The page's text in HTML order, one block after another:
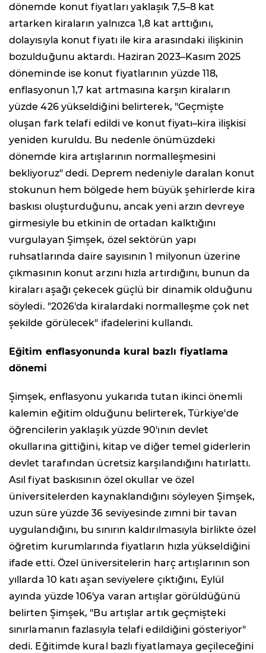
dönemde konut fiyatları yaklaşık 7,5–8 kat
artarken kiraların yalnızca 1,8 kat arttığını,
dolayısıyla konut fiyatı ile kira arasındaki ilişkinin
bozulduğunu aktardı. Haziran 2023–Kasım 2025
döneminde ise konut fiyatlarının yüzde 118,
enflasyonun 1,7 kat artmasına karşın kiraların
yüzde 426 yükseldiğini belirterek, "Geçmişte
oluşan fark telafi edildi ve konut fiyatı–kira ilişkisi
yeniden kuruldu. Bu nedenle önümüzdeki
dönemde kira artışlarının normalleşmesini
bekliyoruz" dedi. Deprem nedeniyle daralan konut
stokunun hem bölgede hem büyük şehirlerde kira
baskısı oluşturduğunu, ancak yeni arzın devreye
girmesiyle bu etkinin de ortadan kalktığını
vurgulayan Şimşek, özel sektörün yapı
ruhsatlarında daire sayısının 1 milyonun üzerine
çıkmasının konut arzını hızla artırdığını, bunun da
kiraları aşağı çekecek güçlü bir dinamik olduğunu
söyledi. "2026'da kiralardaki normalleşme çok net
şekilde görülecek" ifadelerini kullandı.
Eğitim enflasyonunda kural bazlı fiyatlama
dönemi
Şimşek, enflasyonu yukarıda tutan ikinci önemli
kalemin eğitim olduğunu belirterek, Türkiye'de
öğrencilerin yaklaşık yüzde 90'ının devlet
okullarına gittiğini, kitap ve diğer temel giderlerin
devlet tarafından ücretsiz karşılandığını hatırlattı.
Asıl fiyat baskısının özel okullar ve özel
üniversitelerden kaynaklandığını söyleyen Şimşek,
uzun süre yüzde 36 seviyesinde zımni bir tavan
uygulandığını, bu sınırın kaldırılmasıyla birlikte özel
öğretim kurumlarında fiyatların hızla yükseldiğini
ifade etti. Özel üniversitelerin harç artışlarının son
yıllarda 10 katı aşan seviyelere çıktığını, Eylül
ayında yüzde 106'ya varan artışlar görüldüğünü
belirten Şimşek, "Bu artışlar artık geçmişteki
sınırlamanın fazlasıyla telafi edildiğini gösteriyor"
dedi. Eğitimde kural bazlı fiyatlamaya geçileceğini